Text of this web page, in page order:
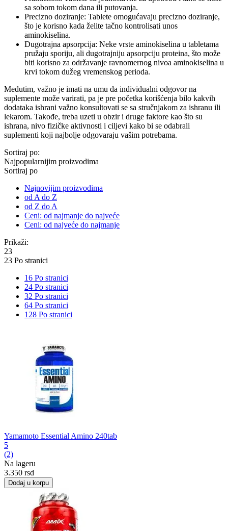
sa sobom tokom dana ili putovanja.
Precizno doziranje: Tablete omogućavaju precizno doziranje,
što je korisno kada želite tačno kontrolisati unos
aminokiselina.
Dugotrajna apsorpcija: Neke vrste aminokiselina u tabletama
pružaju sporiju, ali dugotrajniju apsorpciju proteina, što može
biti korisno za održavanje ravnomernog nivoa aminokiselina u
krvi tokom dužeg vremenskog perioda.
Međutim, važno je imati na umu da individualni odgovor na
suplemente može varirati, pa je pre početka korišćenja bilo kakvih
dodataka ishrani važno konsultovati se sa stručnjakom za ishranu ili
lekarom. Takođe, treba uzeti u obzir i druge faktore kao što su
ishrana, nivo fizičke aktivnosti i ciljevi kako bi se odabrali
suplementi koji najbolje odgovaraju vašim potrebama.
Sortiraj po:
Najpopularnijim proizvodima
Sortiraj po
Najnovijim proizvodima
od A do Z
od Z do A
Ceni: od najmanje do najveće
Ceni: od najveće do najmanje
Prikaži:
23
23 Po stranici
16 Po stranici
24 Po stranici
32 Po stranici
64 Po stranici
128 Po stranici
Yamamoto Essential Amino 240tab
5
(2)
Na lageru
3.350 rsd
Dodaj u korpu